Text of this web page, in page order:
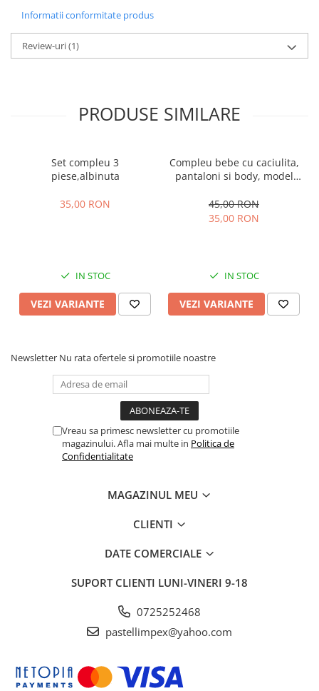
Informatii conformitate produs
Review-uri(1)
PRODUSE SIMILARE
Set compleu 3
piese,albinuta
35,00 RON
IN STOC
VEZI VARIANTE
Compleu bebe cu caciulita,
pantaloni si body, model
45,00 RON
35,00 RON
IN STOC
VEZI VARIANTE
Newsletter Nu rata ofertele si promotiile noastre
Vreau sa primesc newsletter cu promotiile
magazinului. Afla mai multe in Politica de
Confidentialitate
MAGAZINUL MEU
CLIENTI
DATE COMERCIALE
SUPORT CLIENTI LUNI-VINERI 9-18
0725252468
pastellimpex@yahoo.com